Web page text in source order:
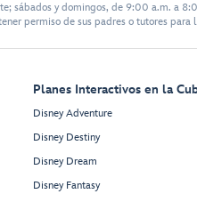
sábados y domingos, de 9:00 a.m. a
permiso de sus padres o tutores para
Planes Interactivos en la
Disney Adventure
Disney Destiny
Disney Dream
Disney Fantasy